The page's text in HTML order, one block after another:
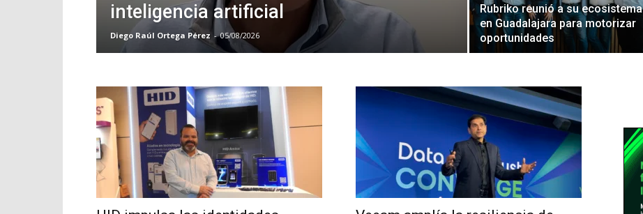
inteligencia artificial
Diego Raúl Ortega Pérez - 05/08/2026
Rubriko reunió a su ecosistema
en Guadalajara para motorizar
oportunidades